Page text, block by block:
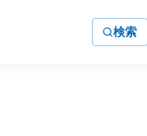
検索